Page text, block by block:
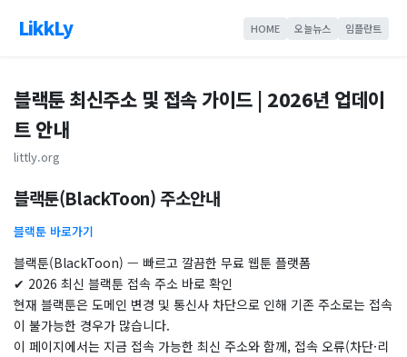
LikkLy HOME 오늘뉴스 임플란트
블랙툰 최신주소 및 접속 가이드 | 2026년 업데이
트 안내
littly.org
블랙툰(BlackToon) 주소안내
블랙툰 바로가기
블랙툰(BlackToon) — 빠르고 깔끔한 무료 웹툰 플랫폼
✔ 2026 최신 블랙툰 접속 주소 바로 확인
현재 블랙툰은 도메인 변경 및 통신사 차단으로 인해 기존 주소로는 접속
이 불가능한 경우가 많습니다.
이 페이지에서는 지금 접속 가능한 최신 주소와 함께, 접속 오류(차단·리